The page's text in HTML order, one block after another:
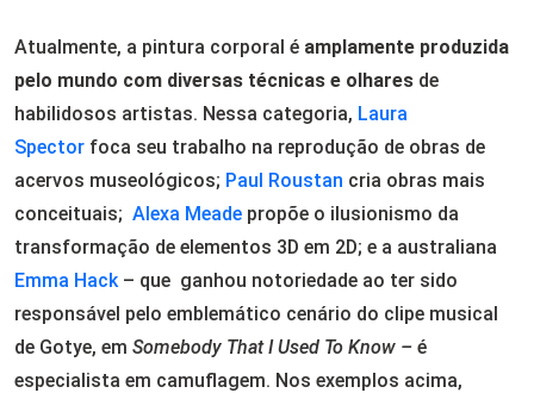
Atualmente, a pintura corporal é amplamente produzida
pelo mundo com diversas técnicas e olhares de
habilidosos artistas. Nessa categoria, Laura
Spector foca seu trabalho na reprodução de obras de
acervos museológicos; Paul Roustan cria obras mais
conceituais; Alexa Meade propõe o ilusionismo da
transformação de elementos 3D em 2D; e a australiana
Emma Hack – que ganhou notoriedade ao ter sido
responsável pelo emblemático cenário do clipe musical
de Gotye, em Somebody That I Used To Know – é
especialista em camuflagem. Nos exemplos acima,